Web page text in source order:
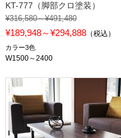
KT-777（脚部クロ塗装）
¥316,580～¥491,480
¥189,948～¥294,888（税込）
カラー3色
W1500～2400